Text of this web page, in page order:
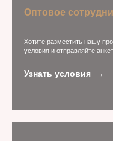
Оптовое
Хотите разместить нашу
условия и отправляйте
Узнать условия